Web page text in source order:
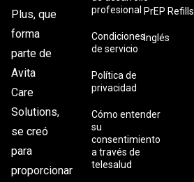
Plus, que
forma
parte de
Avita
Care
Solutions,
se creó
para
proporcionar
profesional
Condiciones
de servicio
Política de
privacidad
Cómo entender
su
consentimiento
a través de
telesalud
PrEP Refills
Inglés